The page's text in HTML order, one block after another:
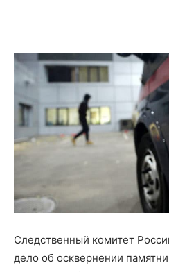
Следственный комитет
дело об осквернении